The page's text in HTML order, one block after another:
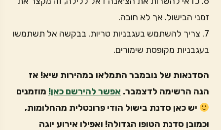
זמני הבישול. אך לא חובה.
7. צריך להשתמש בעגבניות טריות. בבקשה אל תשתמשו
בעגבניות מקופסת שימורים.
הסדנאות של נובמבר התמלאו במהירות שיא! אז
הנה הרשימה לדצמבר. אפשר להירשם כאן! מוזמנים
יש כאן סדנת בישול הודי פרונטלית מהחלומות,
וכמובן סדנת הטופו הגדולה! ואפילו אירוע יוגה